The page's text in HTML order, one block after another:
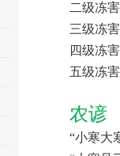
二级冻
三级冻
四级冻
五级冻
农谚
“小寒大